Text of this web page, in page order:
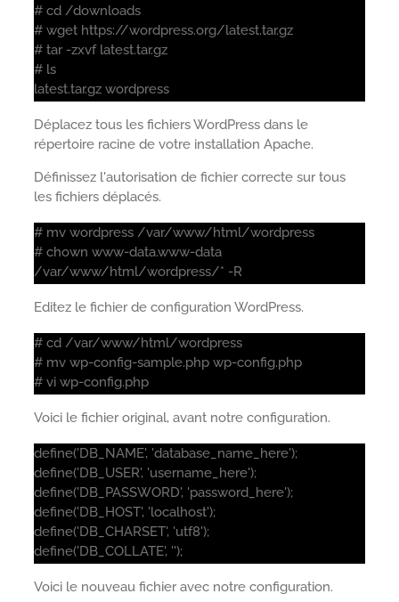
# cd /downloads
# wget https://wordpress.org/latest.tar.gz
# tar -zxvf latest.tar.gz
# ls
latest.tar.gz wordpress
Déplacez tous les fichiers WordPress dans le
répertoire racine de votre installation Apache.
Définissez l'autorisation de fichier correcte sur tous
les fichiers déplacés.
# mv wordpress /var/www/html/wordpress
# chown www-data.www-data
/var/www/html/wordpress/* -R
Editez le fichier de configuration WordPress.
# cd /var/www/html/wordpress
# mv wp-config-sample.php wp-config.php
# vi wp-config.php
Voici le fichier original, avant notre configuration.
define('DB_NAME', 'database_name_here');
define('DB_USER', 'username_here');
define('DB_PASSWORD', 'password_here');
define('DB_HOST', 'localhost');
define('DB_CHARSET', 'utf8');
define('DB_COLLATE', '');
Voici le nouveau fichier avec notre configuration.